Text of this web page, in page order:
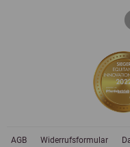
AGB Widerrufsformular